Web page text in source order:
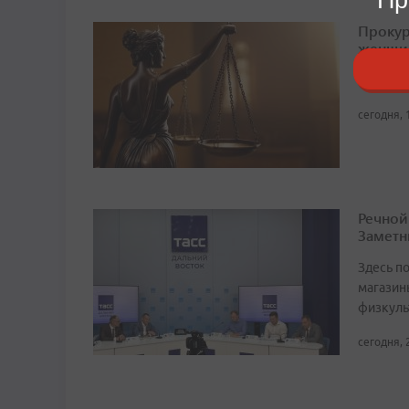
сегодня,
Здесь
сегодня,